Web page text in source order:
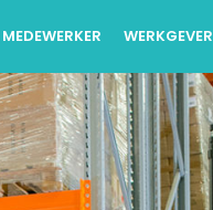
MEDEWERKER WERKGEVER